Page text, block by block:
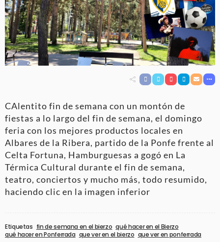
CAlentito fin de semana con un montón de
fiestas a lo largo del fin de semana, el domingo
feria con los mejores productos locales en
Albares de la Ribera, partido de la Ponfe frente al
Celta Fortuna, Hamburguesas a gogó en La
Térmica Cultural durante el fin de semana,
teatro, conciertos y mucho más, todo resumido,
haciendo clic en la imagen inferior
Etiquetas fin de semana en el bierzo qué hacer en el Bierzo
qué hacer en Ponferrada que ver en el bierzo que ver en ponferrada